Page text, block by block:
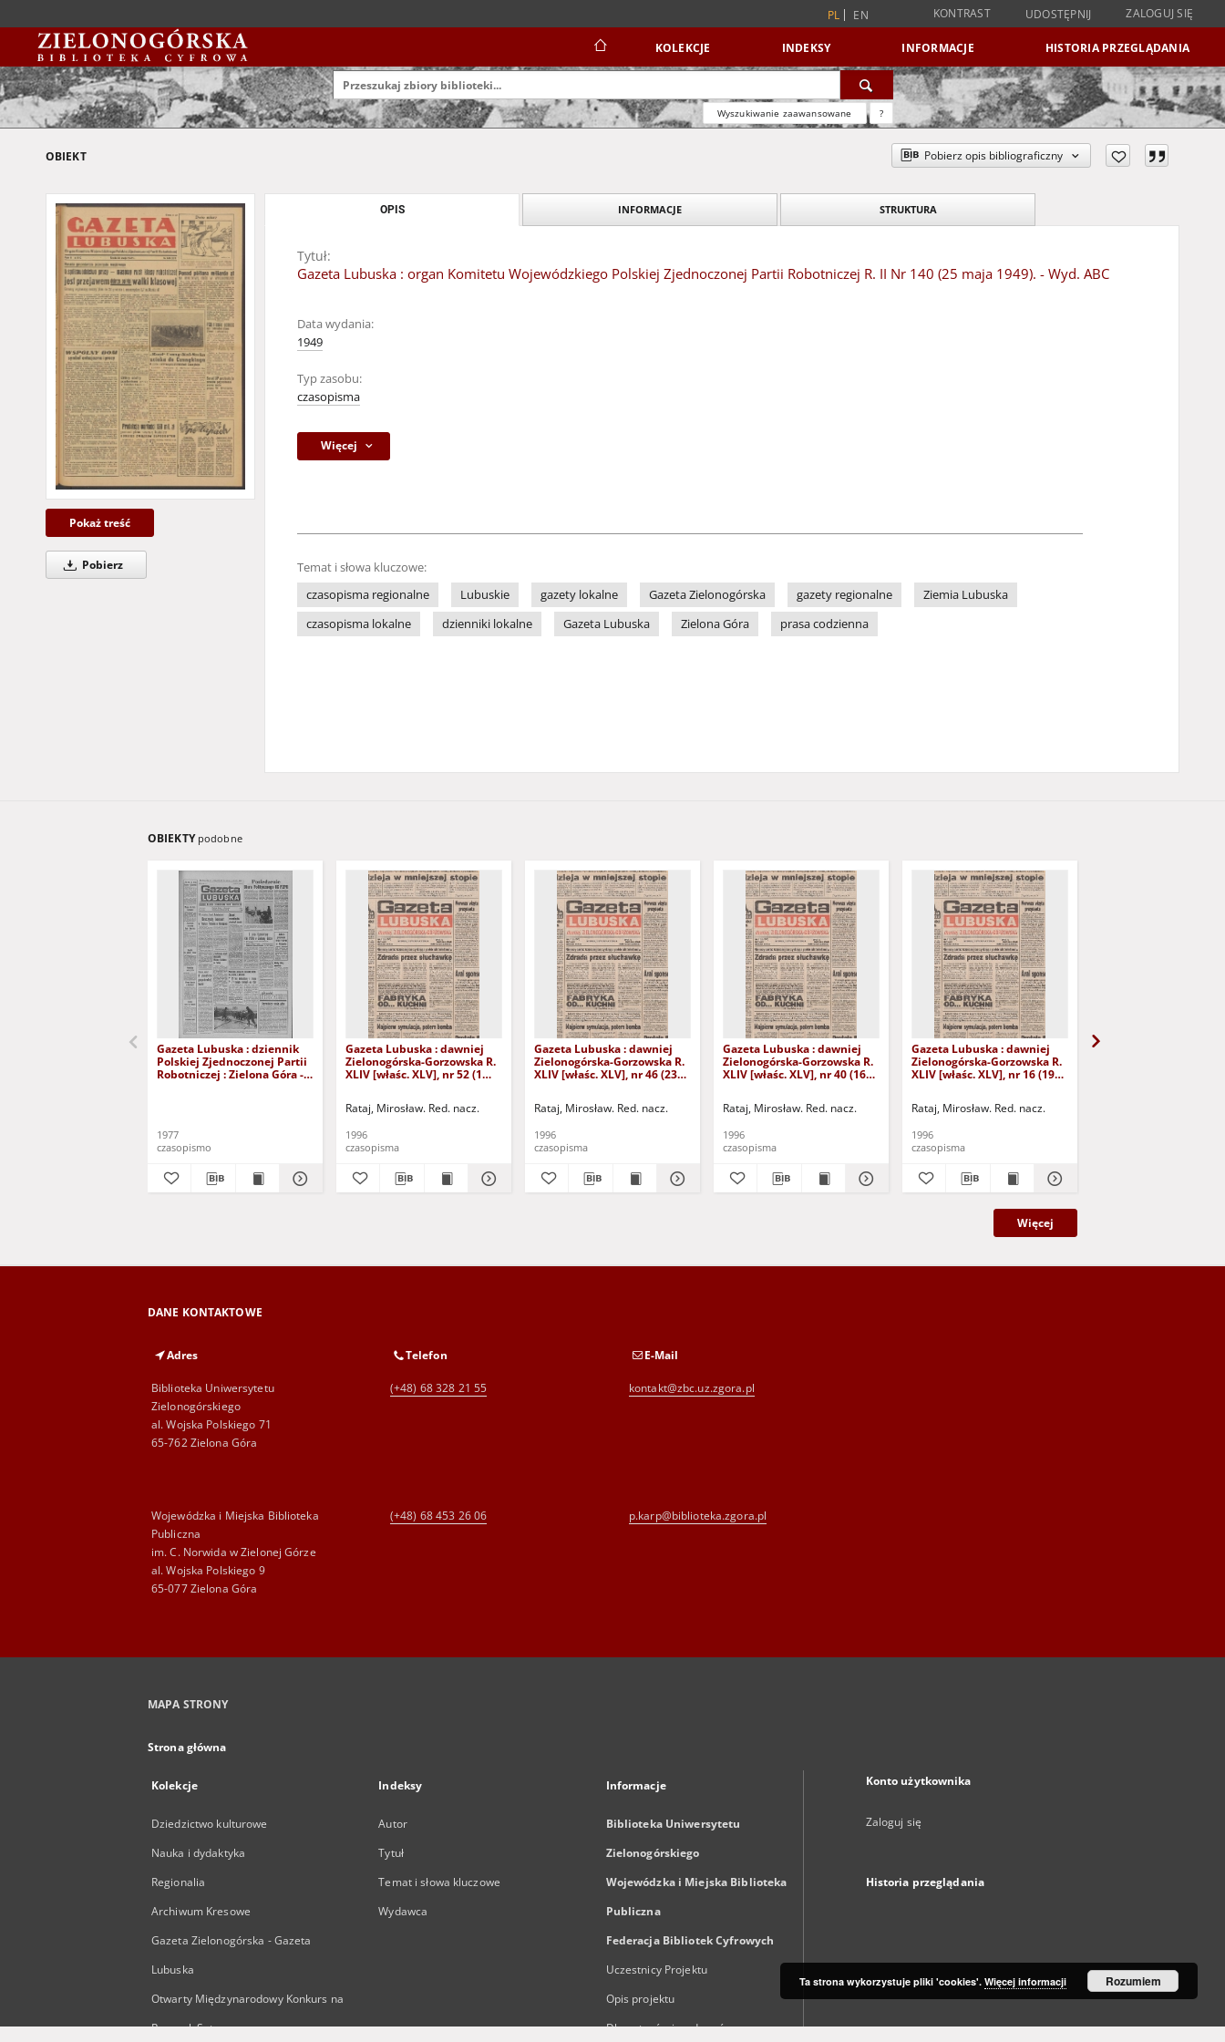
PL EN KONTRAST UDOSTĘPNIJ ZALOGUJ SIĘ
KOLEKCJE INDEKSY INFORMACJE HISTORIA PRZEGLĄDANIA
Wyszukiwanie zaawansowane ?
OBIEKT Pobierz opis bibliograficzny
Pokaż treść
Pobierz
OPIS INFORMACJE STRUKTURA
Tytuł:
Gazeta Lubuska : organ Komitetu Wojewódzkiego Polskiej Zjednoczonej Partii Robotniczej R. II Nr 140 (25 maja 1949). - Wyd. ABC
Data wydania:
1949
Typ zasobu:
czasopisma
Więcej
Temat i słowa kluczowe:
czasopisma regionalne
Lubuskie gazety lokalne Gazeta Zielonogórska gazety regionalne
Ziemia Lubuska
czasopisma lokalne
dzienniki lokalne Gazeta Lubuska Zielona Góra prasa codzienna
OBIEKTY podobne
Gazeta Lubuska : dziennik
Polskiej Zjednoczonej Partii
Robotniczej : Zielona Góra -
1977
czasopismo
Gazeta Lubuska : dawniej
Zielonogórska-Gorzowska R.
XLIV [właśc. XLV], nr 52 (1
Rataj, Mirosław. Red. nacz.
1996
czasopisma
Gazeta Lubuska : dawniej
Zielonogórska-Gorzowska R.
XLIV [właśc. XLV], nr 46 (23
Rataj, Mirosław. Red. nacz.
1996
czasopisma
Gazeta Lubuska : dawniej
Zielonogórska-Gorzowska R.
XLIV [właśc. XLV], nr 40 (16
Rataj, Mirosław. Red. nacz.
1996
czasopisma
Gazeta Lubuska : dawniej
Zielonogórska-Gorzowska R.
XLIV [właśc. XLV], nr 16 (19
Rataj, Mirosław. Red. nacz.
1996
czasopisma
Więcej
DANE KONTAKTOWE
Adres
Biblioteka Uniwersytetu
Zielonogórskiego
al. Wojska Polskiego 71
65-762 Zielona Góra
Telefon
(+48) 68 328 21 55
E-Mail
kontakt@zbc.uz.zgora.pl
Wojewódzka i Miejska Biblioteka
Publiczna
im. C. Norwida w Zielonej Górze
al. Wojska Polskiego 9
65-077 Zielona Góra
(+48) 68 453 26 06 p.karp@biblioteka.zgora.pl
MAPA STRONY
Strona główna
Kolekcje
Dziedzictwo kulturowe
Nauka i dydaktyka
Regionalia
Archiwum Kresowe
Gazeta Zielonogórska - Gazeta
Lubuska
Otwarty Międzynarodowy Konkurs na
Rysunek Satyryczny
Indeksy
Autor
Tytuł
Temat i słowa kluczowe
Wydawca
Informacje
Biblioteka Uniwersytetu
Zielonogórskiego
Wojewódzka i Miejska Biblioteka
Publiczna
Federacja Bibliotek Cyfrowych
Uczestnicy Projektu
Opis projektu
Dla autorów i wydawców
Konto użytkownika
Zaloguj się
Historia przeglądania
Ta strona wykorzystuje pliki 'cookies'. Więcej informacji Rozumiem